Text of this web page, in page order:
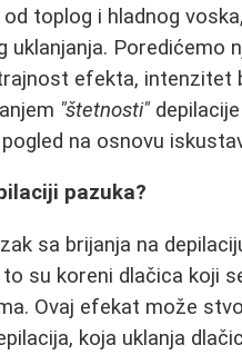
toplog i hladnog
uklanjanja. Poredićemo
efekta, intenzitet
"štetnosti"
na osnovu
pazuka?
sa brijanja na
to su koreni dlačica koji
Ovaj efekat može
koja uklanja